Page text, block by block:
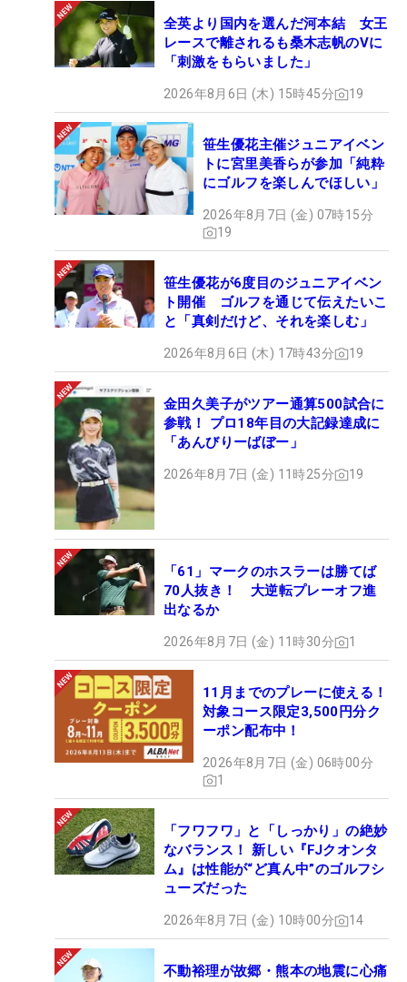
全英より国内を選んだ河本結 女王
レースで離されるも桑木志帆のVに
「刺激をもらいました」
2026年8月6日 (木) 15時45分 19
笹生優花主催ジュニアイベン
トに宮里美香らが参加「純粋
にゴルフを楽しんでほしい」
2026年8月7日 (金) 07時15分
19
笹生優花が6度目のジュニアイベン
ト開催 ゴルフを通じて伝えたいこ
と「真剣だけど、それを楽しむ」
2026年8月6日 (木) 17時43分 19
金田久美子がツアー通算500試合に
参戦！ プロ18年目の大記録達成に
「あんびりーばぼー」
2026年8月7日 (金) 11時25分 19
「61」マークのホスラーは勝てば
70人抜き！ 大逆転プレーオフ進
出なるか
2026年8月7日 (金) 11時30分 1
11月までのプレーに使える！
対象コース限定3,500円分ク
ーポン配布中！
2026年8月7日 (金) 06時00分
1
「フワフワ」と「しっかり」の絶妙
なバランス！ 新しい『FJクオンタ
ム』は性能が“ど真ん中”のゴルフシ
ューズだった
2026年8月7日 (金) 10時00分 14
不動裕理が故郷・熊本の地震に心痛